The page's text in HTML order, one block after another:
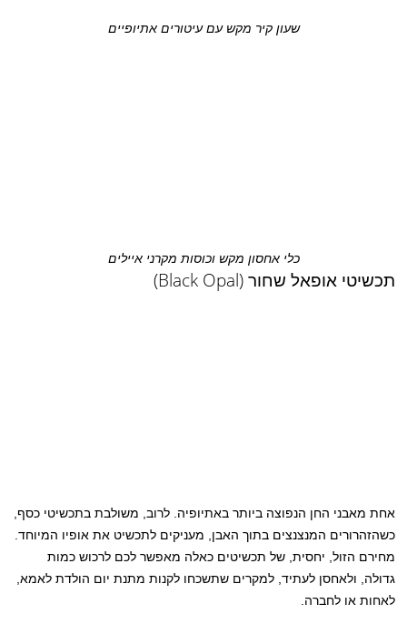
שעון קיר מקש עם עיטורים אתיופיים
כלי אחסון מקש וכוסות מקרני איילים
תכשיטי אופאל שחור (Black Opal)
אחת מאבני החן הנפוצה ביותר באתיופיה. לרוב, משולבת בתכשיטי כסף,
כשהזהרורים המנצנצים בתוך האבן, מעניקים לתכשיט את אופיו המיוחד.
מחירם הזול, יחסית, של תכשיטים כאלה מאפשר לכם לרכוש כמות
גדולה, ולאחסן לעתיד, למקרים שתשכחו לקנות מתנת יום הולדת לאמא,
לאחות או לחברה.